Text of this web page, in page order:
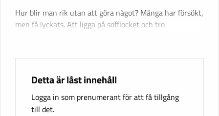
Hur blir man rik utan att göra något? Många har försökt,
men få lyckats. Att ligga på sofflocket och tro
Detta är låst innehåll
Logga in som prenumerant för att få tillgång
till det.